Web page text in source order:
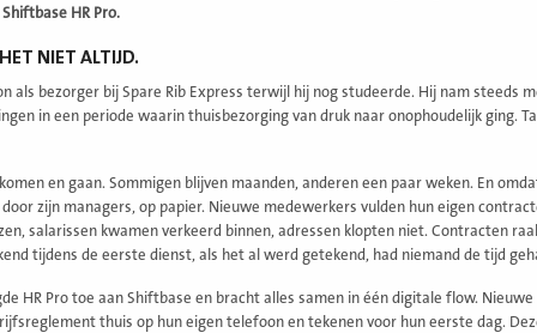
HR Pro.
NIET ALTIJD.
als bezorger bij Spare Rib Express terwijl hij nog studeerde. Hij nam
in een periode waarin thuisbezorging van druk naar onophoudelijk ging.
en gaan. Sommigen blijven maanden, anderen een paar weken. En
zijn managers, op papier. Nieuwe medewerkers vulden hun eigen
salarissen kwamen verkeerd binnen, adressen klopten niet. Contracten
tijdens de eerste dienst, als het al werd getekend, had niemand de tijd
HR Pro toe aan Shiftbase en bracht alles samen in één digitale flow.
thuis op hun eigen telefoon en tekenen voor hun eerste dag.